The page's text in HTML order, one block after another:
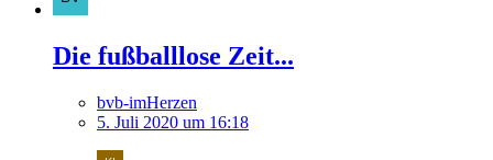
Die fußballlose Zeit...
bvb-imHerzen
5. Juli 2020 um 16:18